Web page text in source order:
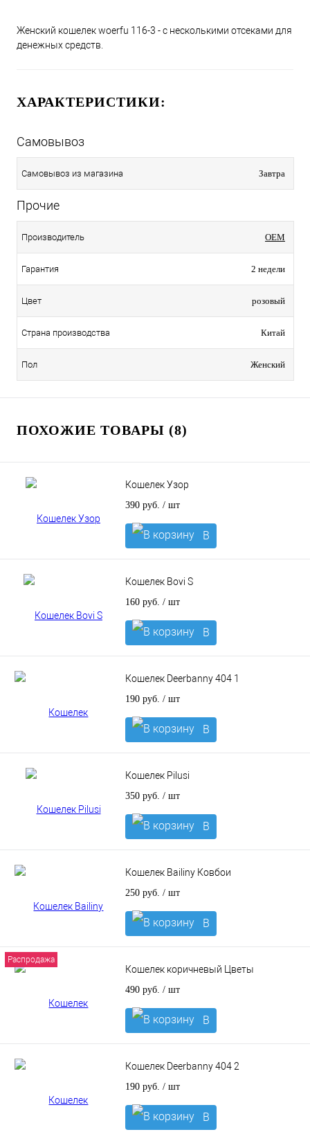
Женский кошелек woerfu 116-3 - с несколькими отсеками для
денежных средств.
ХАРАКТЕРИСТИКИ:
Самовывоз
Самовывоз из магазина Завтра
Прочие
Производитель OEM
Гарантия 2 недели
Цвет розовый
Страна производства Китай
Пол Женский
ПОХОЖИЕ ТОВАРЫ (8)
Кошелек Узор
390 руб. / шт
В
корзину
Кошелек Bovi S
160 руб. / шт
В
корзину
Кошелек Deerbanny 404 1
190 руб. / шт
В
корзину
Кошелек Pilusi
350 руб. / шт
В
корзину
Кошелек Bailiny Ковбои
250 руб. / шт
В
корзину
Распродажа
Кошелек коричневый Цветы
490 руб. / шт
В
корзину
Кошелек Deerbanny 404 2
190 руб. / шт
В